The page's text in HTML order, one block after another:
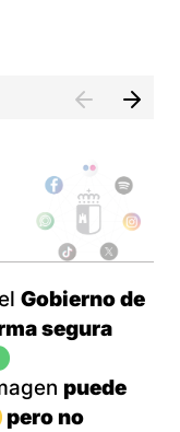
Gobierno de
segura
puede
pero no